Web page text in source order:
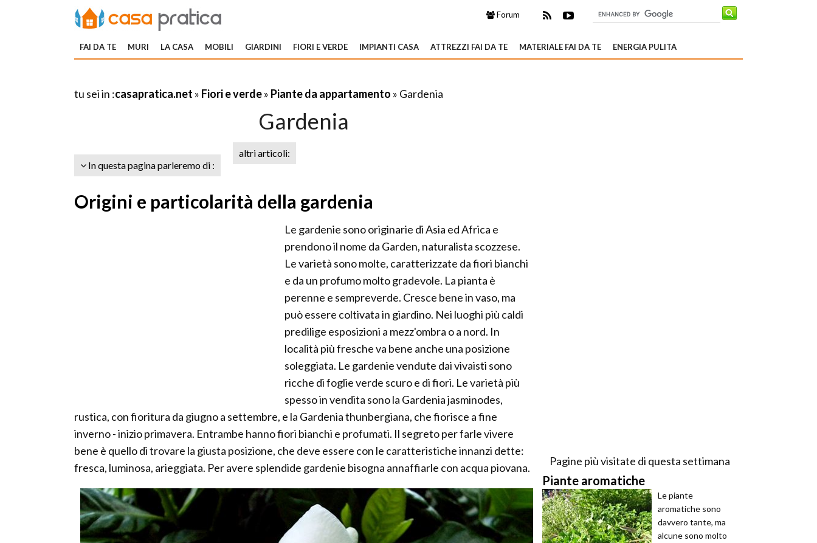
Forum
FAI DA TE MURI LA CASA MOBILI GIARDINI FIORI E VERDE IMPIANTI CASA ATTREZZI FAI DA TE MATERIALE FAI DA TE ENERGIA PULITA
tu sei in :casapratica.net » Fiori e verde» Piante da appartamento » Gardenia
Gardenia
In questa pagina parleremo di :
altri articoli:
Origini e particolarità della gardenia
Le gardenie sono originarie di Asia ed Africa e
prendono il nome da Garden, naturalista scozzese.
Le varietà sono molte, caratterizzate da fiori bianchi
e da un profumo molto gradevole. La pianta è
perenne e sempreverde. Cresce bene in vaso, ma
può essere coltivata in giardino. Nei luoghi più caldi
predilige esposizioni a mezz'ombra o a nord. In
località più fresche va bene anche una posizione
soleggiata. Le gardenie vendute dai vivaisti sono
ricche di foglie verde scuro e di fiori. Le varietà più
spesso in vendita sono la Gardenia jasminodes,
rustica, con fioritura da giugno a settembre, e la Gardenia thunbergiana, che fiorisce a fine
inverno - inizio primavera. Entrambe hanno fiori bianchi e profumati. Il segreto per farle vivere
bene è quello di trovare la giusta posizione, che deve essere con le caratteristiche innanzi dette:
fresca, luminosa, arieggiata. Per avere splendide gardenie bisogna annaffiarle con acqua piovana.
Pagine più visitate di questa settimana
Piante aromatiche
Le piante
aromatiche sono
davvero tante, ma
alcune sono molto